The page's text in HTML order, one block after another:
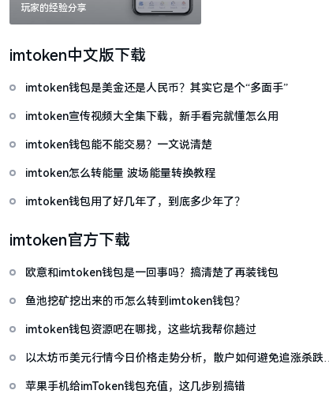
玩家的经验分享
imtoken中文版下载
imtoken钱包是美金还是人民币？其实它是个“多面手”
imtoken宣传视频大全集下载，新手看完就懂怎么用
imtoken钱包能不能交易？一文说清楚
imtoken怎么转能量 波场能量转换教程
imtoken钱包用了好几年了，到底多少年了？
imtoken官方下载
欧意和imtoken钱包是一回事吗？搞清楚了再装钱包
鱼池挖矿挖出来的币怎么转到imtoken钱包？
imtoken钱包资源吧在哪找，这些坑我帮你趟过
以太坊币美元行情今日价格走势分析，散户如何避免追涨杀跌被
苹果手机给imToken钱包充值，这几步别搞错